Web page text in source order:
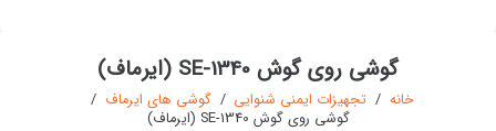
گوشی روی گوش SE-1340 (ایرماف)
خانه / تجهیزات ایمنی شنوایی / گوشی های ایرماف /
گوشی روی گوش SE-1340 (ایرماف)